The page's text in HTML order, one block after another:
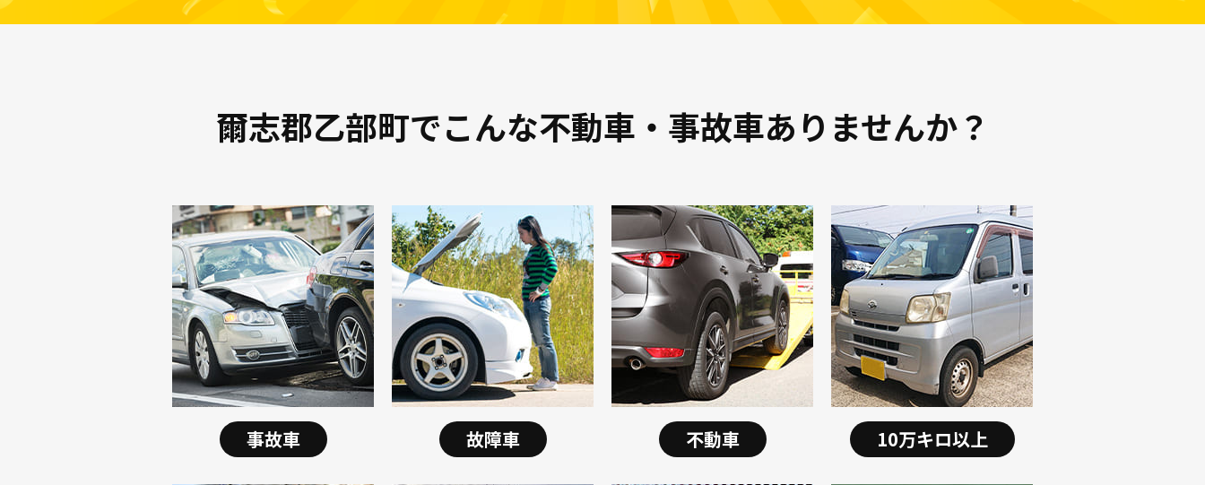
爾志郡乙部町でこんな不動車・事故車ありませんか？
事故車 故障車 不動車 10万キロ以上